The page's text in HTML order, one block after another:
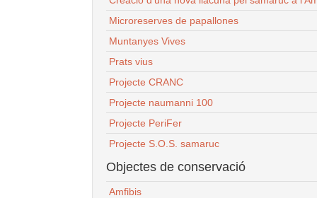
Microreserves de papallones
Muntanyes Vives
Prats vius
Projecte CRANC
Projecte naumanni 100
Projecte PeriFer
Projecte S.O.S. samaruc
Objectes de conservació
Amfibis